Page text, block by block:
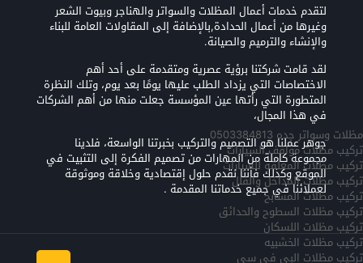
لتقدم خدمات أعمال المظلات والسواتر والهناجر وبيوت الشعر
وغيرها من أعمال الحدادة,بالإضافة إلى المقاولات العامة للبناء
والإنشاء والترميم والصيانة.
لقد قامت شركتنا برؤية عصرية ومتقدمة على أحد أهم
الاختصاصات التي يزداد الطلب عليها يومًا بعد يوم، وتلك النظرة
المتطورة التي رأتها عين المؤسسة جعلت منها من أهم الشركات
في هذا المجال،
جوهر عملنا هو التصميم والتركيب بخبرتنا الواسعة، فلدينا
مجموعة كاملة من المهارات من تصميم الفكرة إلى التثبيت في
الموقع وكذلك فأننا نقدم حلول إقتصادية وخلاقة وموثوقة
لعملائنا في جميع خدماتنا المقدمة .
مظلات وسواتر جده 0503384813
تركيب مظلات مواقف السيارات
تركيب مظلات المعلقه للسيارات
تركيب مظلات المداخل والفلل
تركيب مظلات المسابح
تركيب مظلات السطوح والحدائق
تركيب مظلات اللسكان
تركيب مظلات الخشبيه
تركيب مظلات البي في سي